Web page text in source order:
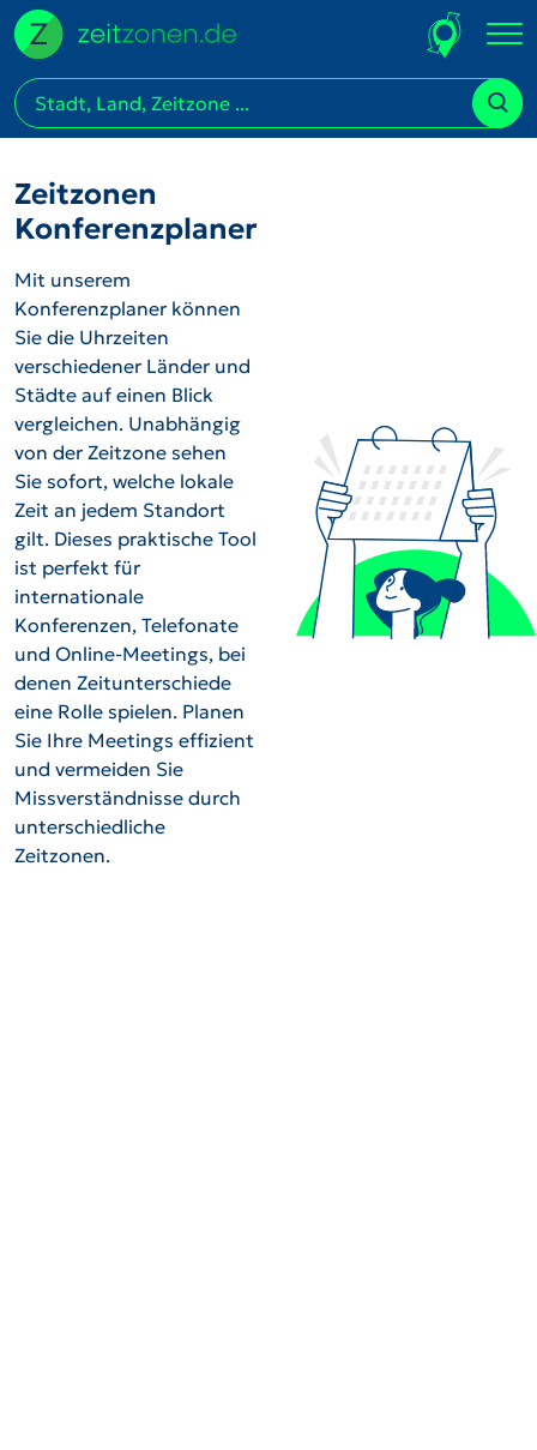
Zeitzonen
Konferenzplaner
Mit unserem
Konferenzplaner können
Sie die Uhrzeiten
verschiedener Länder und
Städte auf einen Blick
vergleichen. Unabhängig
von der Zeitzone sehen
Sie sofort, welche lokale
Zeit an jedem Standort
gilt. Dieses praktische Tool
ist perfekt für
internationale
Konferenzen, Telefonate
und Online-Meetings, bei
denen Zeitunterschiede
eine Rolle spielen. Planen
Sie Ihre Meetings effizient
und vermeiden Sie
Missverständnisse durch
unterschiedliche
Zeitzonen.